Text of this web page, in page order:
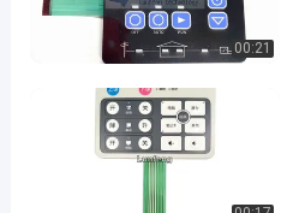
3M467
Zelfklevende
Etiketmembraan
00:21